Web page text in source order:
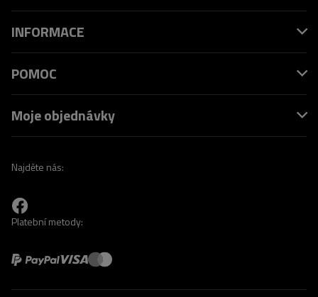
INFORMACE
POMOC
Moje objednávky
Najděte nás:
Platební metody: